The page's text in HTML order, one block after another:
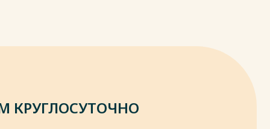
КРУГЛОСУТОЧНО